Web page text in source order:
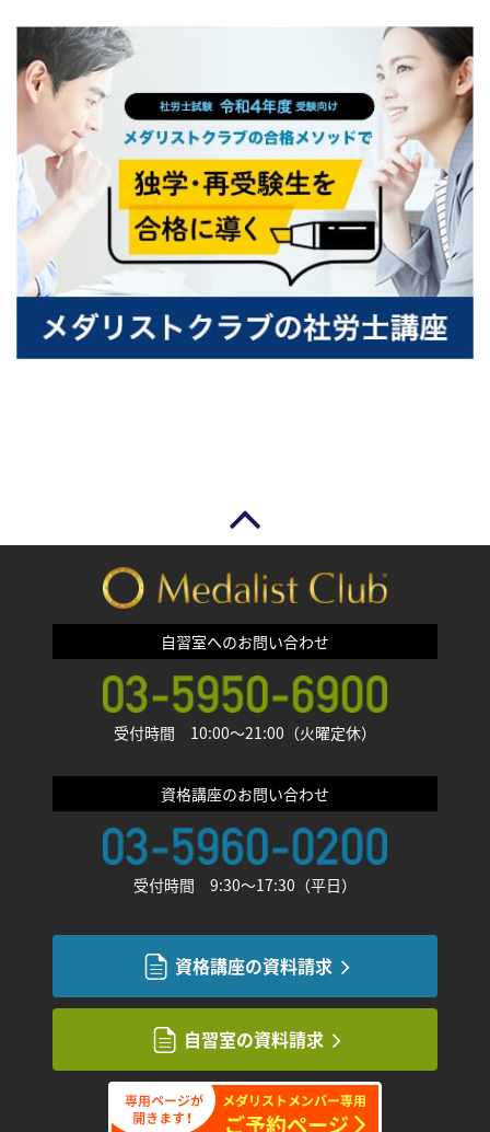
自習室へのお問い合わせ
受付時間 10:00〜21:00（火曜定休）
資格講座のお問い合わせ
受付時間 9:30〜17:30（平日）
資格講座の資料請求
自習室の資料請求